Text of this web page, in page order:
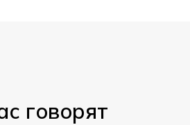
говорят